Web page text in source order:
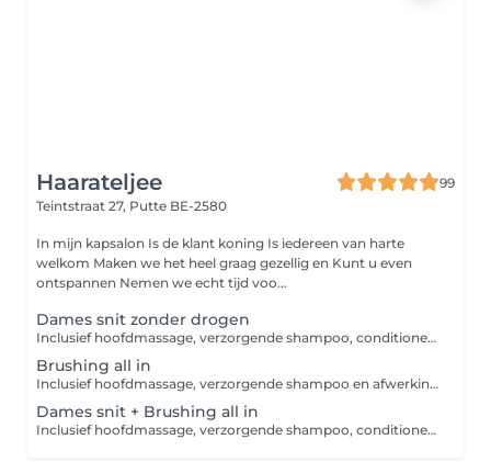
Haarateljee
99
Teintstraat 27, Putte BE-2580
In mijn kapsalon Is de klant koning Is iedereen van harte
welkom Maken we het heel graag gezellig en Kunt u even
ontspannen Nemen we echt tijd voo...
Dames snit zonder drogen
Inclusief hoofdmassage, verzorgende shampoo, conditioner en afwerkingsproduct. Indien u een EXTRA verzorging wenst, gelieve bij de categorie "VERZORGING" de gewenste verzorging APART bij te boeken. U kan kiezen uit: een hot towel mask, een keratine boost of een repair krullen.
Brushing all in
Inclusief hoofdmassage, verzorgende shampoo en afwerkingsproduct. Indien u een EXTRA verzorging wenst, gelieve bij de categorie "VERZORGING" de gewenste verzorging APART bij te boeken. U kan kiezen uit: een hot towel mask, een keratine boost of een repair krullen.
Dames snit + Brushing all in
Inclusief hoofdmassage, verzorgende shampoo, conditioner en afwerkingsproduct. Indien u een EXTRA verzorging wenst, gelieve bij de categorie "VERZORGING" de gewenste verzorging APART bij te boeken. U kan kiezen uit: een hot towel mask, een keratine boost of een repair krullen.